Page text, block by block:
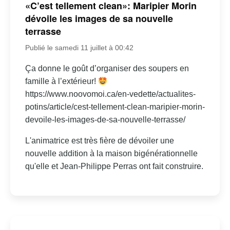
«C’est tellement clean»: Maripier Morin
dévoile les images de sa nouvelle
terrasse
Publié le samedi 11 juillet à 00:42
Ça donne le goût d’organiser des soupers en
famille à l’extérieur!
https://www.noovomoi.ca/en-vedette/actualites-
potins/article/cest-tellement-clean-maripier-morin-
devoile-les-images-de-sa-nouvelle-terrasse/
L'animatrice est très fière de dévoiler une
nouvelle addition à la maison bigénérationnelle
qu'elle et Jean-Philippe Perras ont fait construire.